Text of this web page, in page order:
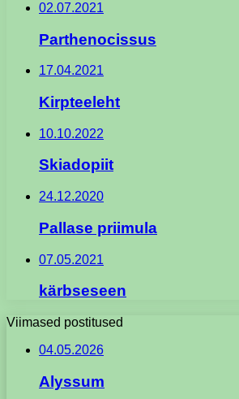
02.07.2021
Parthenocissus
17.04.2021
Kirpteeleht
10.10.2022
Skiadopiit
24.12.2020
Pallase priimula
07.05.2021
kärbseseen
Viimased postitused
04.05.2026
Alyssum